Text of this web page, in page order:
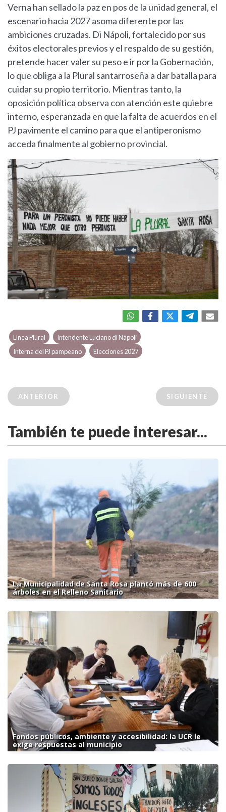
Verna han sellado la paz en pos de la unidad general, el
escenario hacia 2027 asoma diferente por las
ambiciones cruzadas. Di Nápoli, fortalecido por sus
éxitos electorales previos y el respaldo de su gestión,
pretende hacer valer su peso e ir por la Gobernación,
lo que obliga a la Plural santarroseña a dar batalla para
cuidar su propio territorio. Mientras tanto, la
oposición política observa con atención este quiebre
interno, esperanzada en que la falta de acuerdos en el
PJ pavimente el camino para que el antiperonismo
acceda finalmente al gobierno provincial.
Línea Plural
Intendente Luciano di Nápoli
Interna del PJ pampeano
Elecciones 2027
ANTERIOR SIGUIENTE
También te puede interesar...
La Municipalidad de Santa Rosa plantó más de 600
árboles en el Relleno Sanitario
Fondos públicos, ambiente y accesibilidad: la UCR le
exige respuestas al municipio